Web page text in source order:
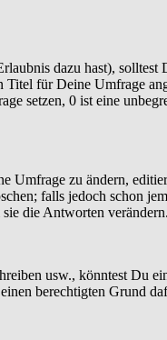
dazu hast), solltest
für Deine Umfrage
setzen, 0 ist eine
Umfrage zu ändern,
falls jedoch schon
die Antworten verändern.
usw., könntest Du
berechtigten Grund